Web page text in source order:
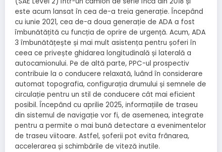
este acum lansat în cea de-a treia generație. Începând
cu iunie 2021, cea de-a doua generație de ADA a fost
îmbunătățită cu funcția de oprire de urgență. Acum, ADA
3 îmbunătățește și mai mult asistența pentru șoferi în
ceea ce privește ghidarea longitudinală și laterală a
autocamionului. Pe de altă parte, PPC-ul prospectiv
contribuie la o conducere relaxată, luând în considerare
automat topografia, configurația drumului și semnele de
circulație pentru un stil de conducere cât mai eficient
posibil. Începând cu aprilie 2025, informațiile de traseu
din sistemul de navigație vor fi, de asemenea, integrate
pentru a permite o mai bună detectare a evenimentelor
de traseu viitoare. Astfel, șoferii pot evita frânarea,
accelerarea și schimbările de viteză inutile.